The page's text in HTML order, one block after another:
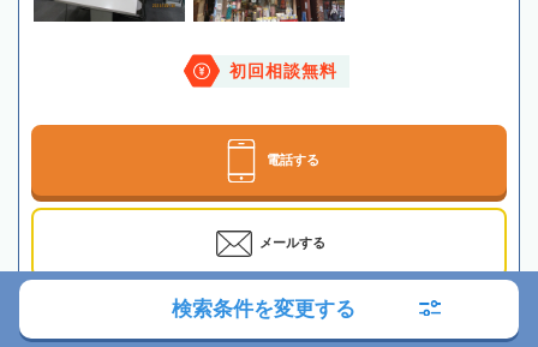
初回相談無料
電話する
メールする
検索条件を変更する